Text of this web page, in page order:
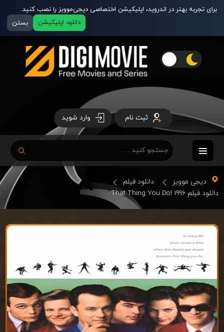
برای تجربه بهتر در اندروید، اپلیکیشن اختصاصی دیجی‌موویز را نصب کنید.
دانلود اپلیکیشن
بستن
ثبت نام وارد شوید
دیجی موویز
دانلود فیلم
دانلود فیلم That Thing You Do! 1996